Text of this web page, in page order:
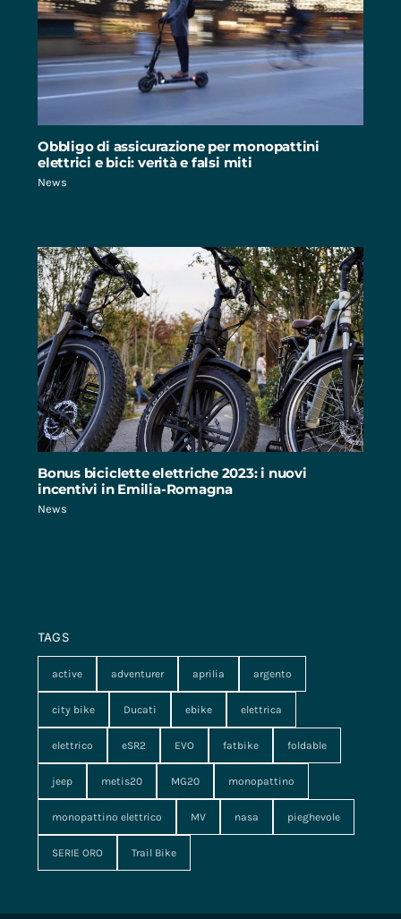
Obbligo di assicurazione per monopattini
elettrici e bici: verità e falsi miti
News
Bonus biciclette elettriche 2023: i nuovi
incentivi in Emilia-Romagna
News
TAGS
active adventurer aprilia argento
city bike Ducati ebike elettrica
elettrico eSR2 EVO fatbike foldable
jeep metis20 MG20 monopattino
monopattino elettrico MV nasa pieghevole
SERIE ORO Trail Bike